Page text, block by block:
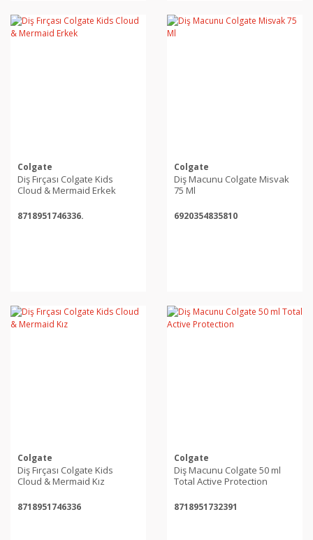
Colgate
Diş Fırçası Colgate Kids
Cloud & Mermaid Erkek
8718951746336.
Colgate
Diş Macunu Colgate Misvak
75 Ml
6920354835810
Colgate
Diş Fırçası Colgate Kids
Cloud & Mermaid Kız
8718951746336
Colgate
Diş Macunu Colgate 50 ml
Total Active Protection
8718951732391